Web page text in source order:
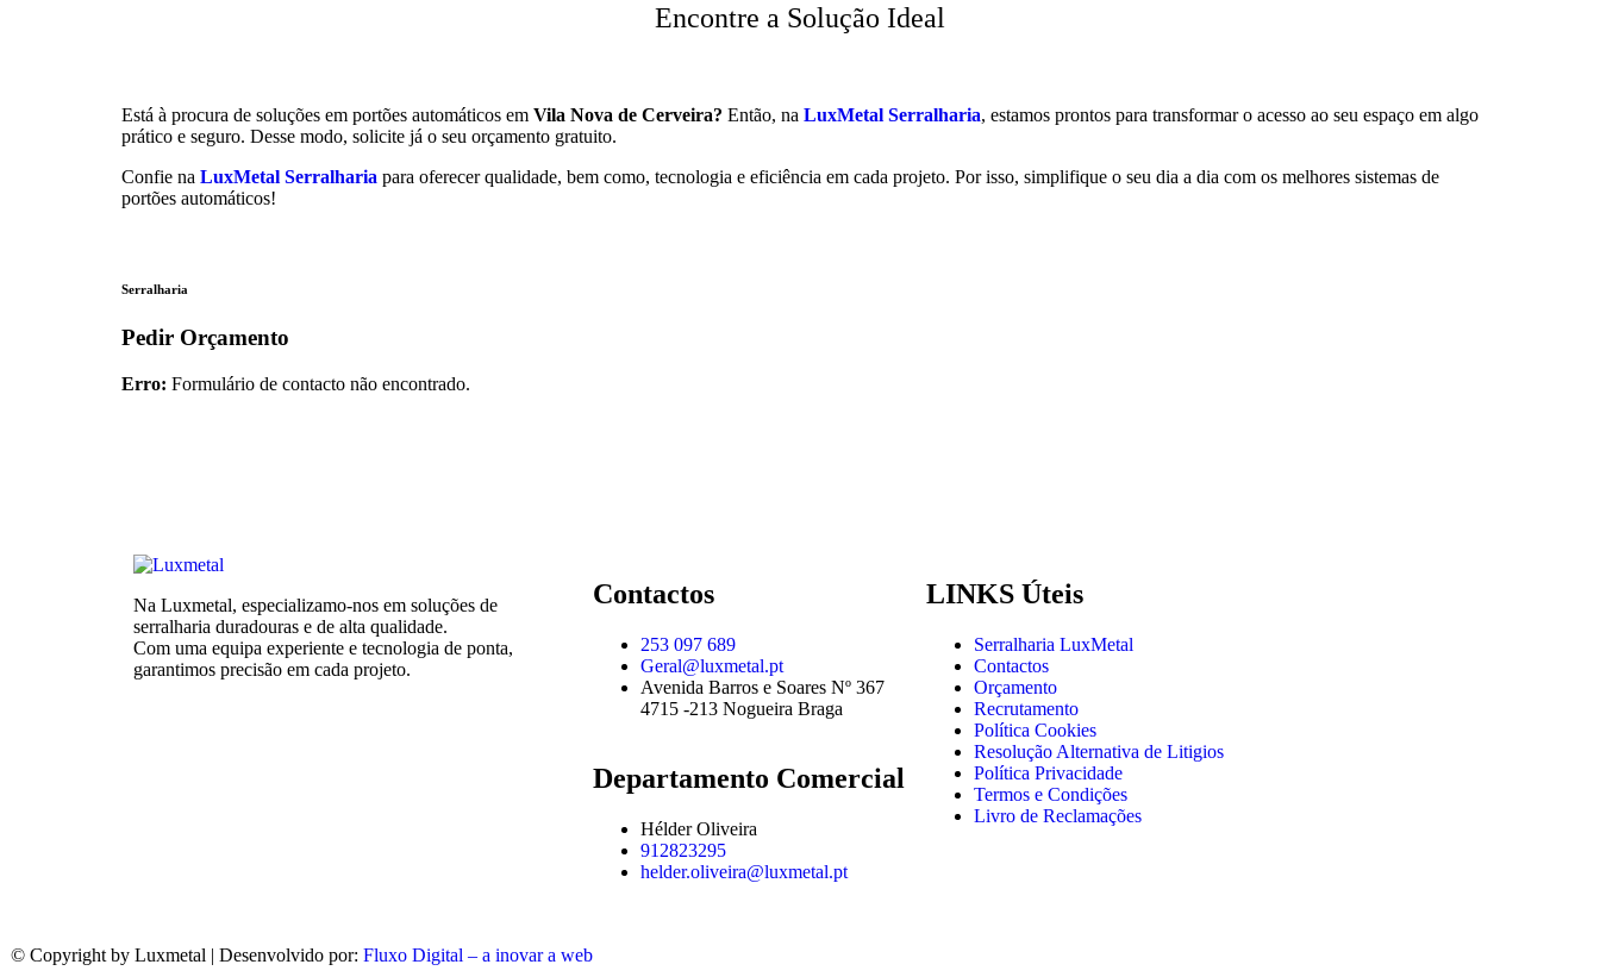
Encontre a Solução Ideal
Está à procura de soluções em portões automáticos em Vila Nova de Cerveira? Então, na LuxMetal Serralharia, estamos prontos para transformar o acesso ao seu espaço em algo
prático e seguro. Desse modo, solicite já o seu orçamento gratuito.
Confie na LuxMetal Serralharia para oferecer qualidade, bem como, tecnologia e eficiência em cada projeto. Por isso, simplifique o seu dia a dia com os melhores sistemas de
portões automáticos!
Serralharia
Pedir Orçamento
Erro: Formulário de contacto não encontrado.
Na Luxmetal, especializamo-nos em soluções de
serralharia duradouras e de alta qualidade.
Com uma equipa experiente e tecnologia de ponta,
garantimos precisão em cada projeto.
Contactos
253 097 689
Geral@luxmetal.pt
Avenida Barros e Soares Nº 367
4715 -213 Nogueira Braga
Departamento Comercial
Hélder Oliveira
912823295
helder.oliveira@luxmetal.pt
LINKS Úteis
Serralharia LuxMetal
Contactos
Orçamento
Recrutamento
Política Cookies
Resolução Alternativa de Litigios
Política Privacidade
Termos e Condições
Livro de Reclamações
© Copyright by Luxmetal | Desenvolvido por: Fluxo Digital – a inovar a web